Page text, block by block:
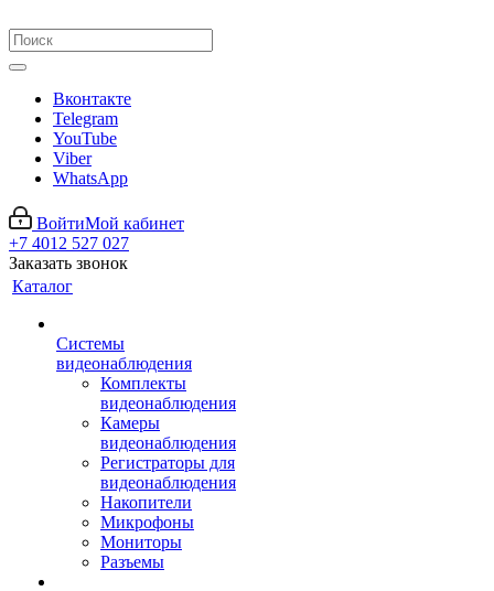
Вконтакте
Telegram
YouTube
Viber
WhatsApp
ВойтиМой кабинет
+7 4012 527 027
Заказать звонок
Каталог
Системы
видеонаблюдения
Комплекты
видеонаблюдения
Камеры
видеонаблюдения
Регистраторы для
видеонаблюдения
Накопители
Микрофоны
Мониторы
Разъемы